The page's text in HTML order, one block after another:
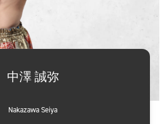
中澤 誠弥
Nakazawa Seiya